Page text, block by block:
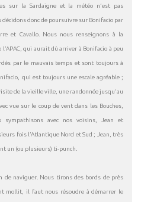
sur la Sardaigne et la météo n’est pas
donc de poursuivre sur Bonifacio par
et Cavallo. Nous nous renseignons à la
qui aurait dû arriver à Bonifacio à peu
par le mauvais temps et sont toujours à
qui est toujours une escale agréable ;
de la vieille ville, une randonnée jusqu’au
vue sur le coup de vent dans les Bouches,
sympathisons avec nos voisins, Jean et
fois l’Atlantique Nord et Sud ; Jean, très
un (ou plusieurs) ti-punch.
de naviguer. Nous tirons des bords de près
mollit, il faut nous résoudre à démarrer le